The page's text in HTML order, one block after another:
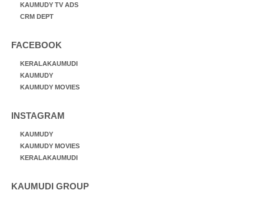
KAUMUDY TV ADS
CRM DEPT
FACEBOOK
KERALAKAUMUDI
KAUMUDY
KAUMUDY MOVIES
INSTAGRAM
KAUMUDY
KAUMUDY MOVIES
KERALAKAUMUDI
KAUMUDI GROUP